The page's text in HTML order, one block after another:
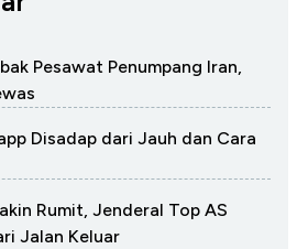
Pesawat Penumpang Iran,
Disadap dari Jauh dan Cara
Rumit, Jenderal Top AS
Jalan Keluar